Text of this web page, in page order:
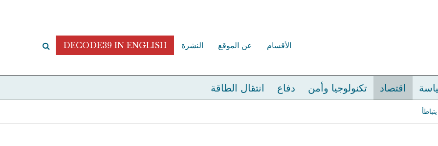
الأقسام عن الموقع النشرة DECODE39 IN ENGLISH
اقتصاد تكنولوجيا وأمن دفاع انتقال الطاقة